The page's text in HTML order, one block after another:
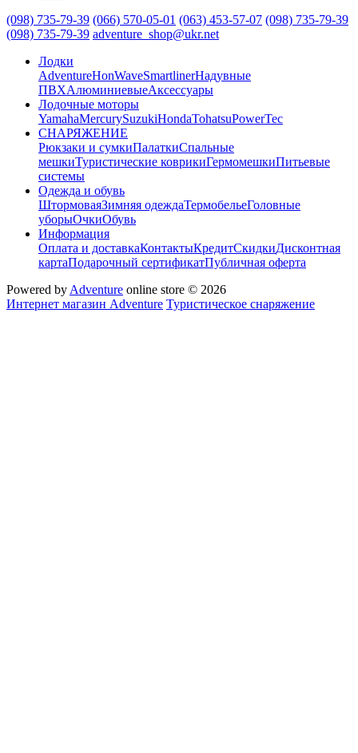
(098) 735-79-39 (066) 570-05-01 (063) 453-57-07 (098) 735-79-39
(098) 735-79-39 adventure_shop@ukr.net
Лодки
AdventureHonWaveSmartlinerНадувные
ПВХАлюминиевыеАксессуары
Лодочные моторы
YamahaMercurySuzukiHondaTohatsuPowerTec
СНАРЯЖЕНИЕ
Рюкзаки и сумкиПалаткиСпальные
мешкиТуристические коврикиГермомешкиПитьевые
системы
Одежда и обувь
ШтормоваяЗимняя одеждаТермобельеГоловные
уборыОчкиОбувь
Информация
Оплата и доставкаКонтактыКредитСкидкиДисконтная
картаПодарочный сертификатПубличная оферта
Powered by Adventure online store © 2026
Интернет магазин Adventure Туристическое снаряжение